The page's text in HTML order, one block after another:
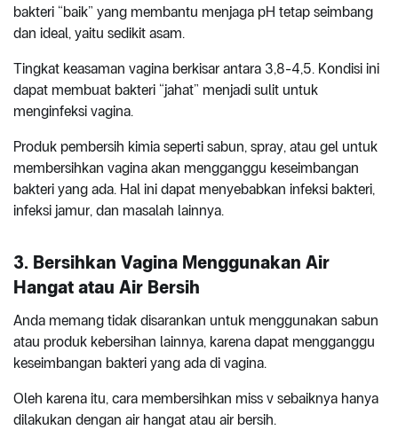
bakteri “baik” yang membantu menjaga pH tetap seimbang
dan ideal, yaitu sedikit asam.
Tingkat keasaman vagina berkisar antara 3,8-4,5. Kondisi ini
dapat membuat bakteri “jahat” menjadi sulit untuk
menginfeksi vagina.
Produk pembersih kimia seperti sabun, spray, atau gel untuk
membersihkan vagina akan mengganggu keseimbangan
bakteri yang ada. Hal ini dapat menyebabkan infeksi bakteri,
infeksi jamur, dan masalah lainnya.
3. Bersihkan Vagina Menggunakan Air
Hangat atau Air Bersih
Anda memang tidak disarankan untuk menggunakan sabun
atau produk kebersihan lainnya, karena dapat mengganggu
keseimbangan bakteri yang ada di vagina.
Oleh karena itu, cara membersihkan miss v sebaiknya hanya
dilakukan dengan air hangat atau air bersih.